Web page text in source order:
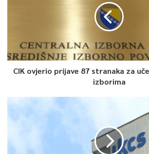
CIK ovjerio prijave 87 stranaka za
izborima